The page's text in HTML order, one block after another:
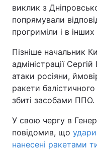
виклик з
попрямували
прогриміли і в
Пізніше начальник
адміністрації
атаки росіяни,
ракети балістичного
збиті засобами ППО.
У свою чергу в
повідомив, що
нанесені ракетами